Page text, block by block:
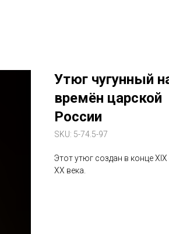
Утюг чугунный
времён царской
России
SKU: 5-74.5-97
Этот утюг создан в конце XIX
XX века.